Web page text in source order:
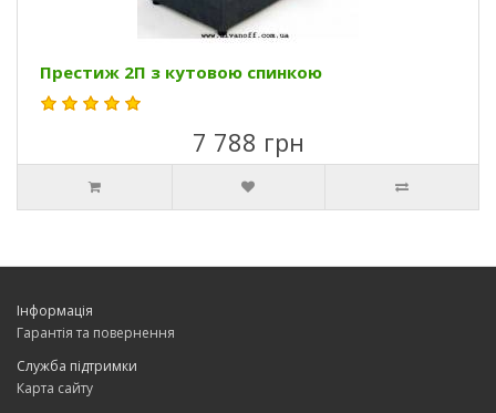
Престиж 2П з кутовою спинкою
7 788 грн
Інформація
Гарантія та повернення
Служба підтримки
Карта сайту